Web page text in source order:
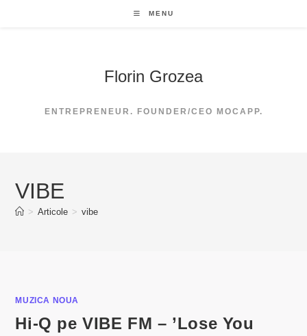
MENU
Florin Grozea
ENTREPRENEUR. FOUNDER/CEO MOCAPP.
VIBE
> Articole > vibe
MUZICA NOUA
Hi-Q pe VIBE FM – ’Lose You